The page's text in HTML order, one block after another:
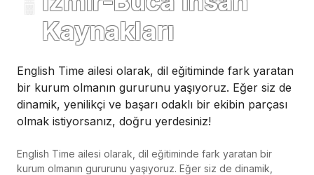
Kaynakları
English Time ailesi olarak, dil eğitiminde fark yaratan
bir kurum olmanın gururunu yaşıyoruz. Eğer siz de
dinamik, yenilikçi ve başarı odaklı bir ekibin parçası
olmak istiyorsanız, doğru yerdesiniz!
English Time ailesi olarak, dil eğitiminde fark yaratan bir
kurum olmanın gururunu yaşıyoruz. Eğer siz de dinamik,